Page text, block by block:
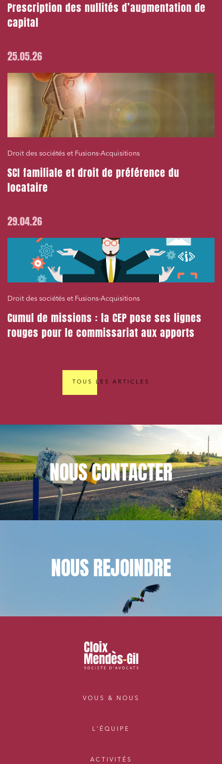
Prescription des nullités d’augmentation de
capital
25.05.26
Droit des sociétés et Fusions-Acquisitions
SCI familiale et droit de préférence du
locataire
29.04.26
Droit des sociétés et Fusions-Acquisitions
Cumul de missions : la CEP pose ses lignes
rouges pour le commissariat aux apports
TOUS LES ARTICLES
NOUSCONTACTER
NOUSREJOINDRE
VOUS & NOUS
L'ÉQUIPE
ACTIVITÉS